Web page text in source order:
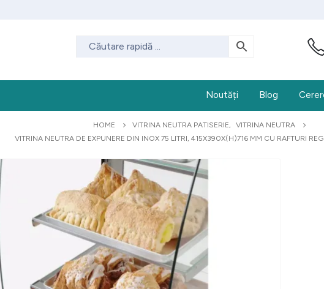
Noutăți Blog
HOME VITRINA NEUTRA PATISERIE,
VITRINA NEUTRA
VITRINA NEUTRA DE EXPUNERE DIN INOX 75 LITRI, 415X390X(H)716 MM CU RAFTURI